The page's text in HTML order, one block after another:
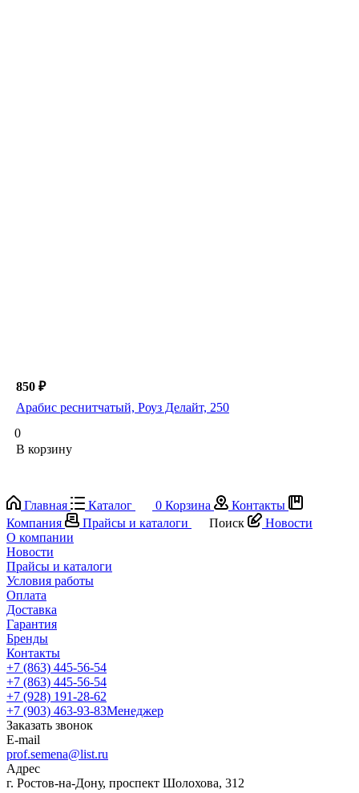
850 ₽
Арабис реснитчатый, Роуз Делайт, 250
0
В корзину
Главная Каталог 0 Корзина
Контакты
Компания
Прайсы и каталоги Поиск
Новости
О компании
Новости
Прайсы и каталоги
Условия работы
Оплата
Доставка
Гарантия
Бренды
Контакты
+7 (863) 445-56-54
+7 (863) 445-56-54
+7 (928) 191-28-62
+7 (903) 463-93-83Менеджер
Заказать звонок
E-mail
prof.semena@list.ru
Адрес
г. Ростов-на-Дону, проспект Шолохова, 312